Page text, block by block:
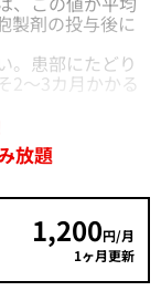
製剤の投与後に
。患部にたどり
2～3カ月かかる
放題
1,200円/月
1ヶ月更新